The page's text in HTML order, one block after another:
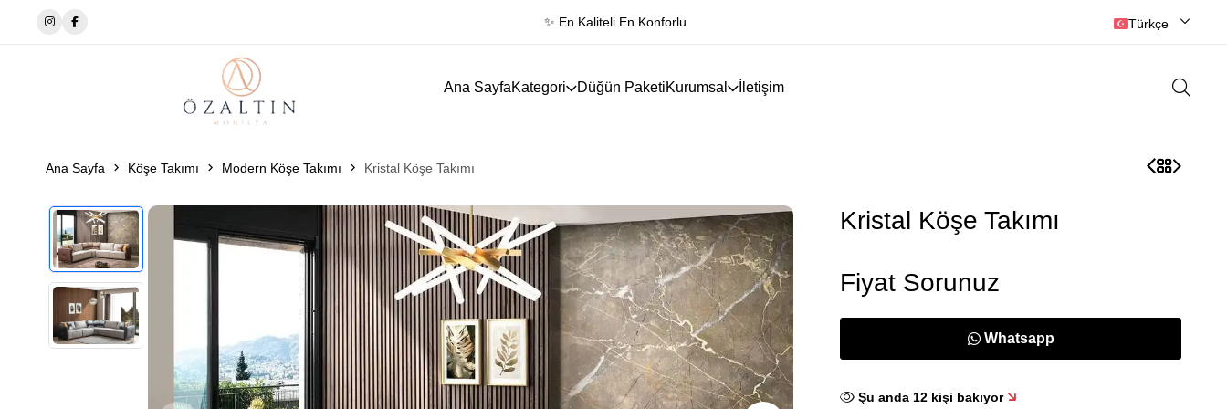
✨ En Kaliteli En Konforlu Türkçe
Ana SayfaKategori Düğün PaketiKurumsal İletişim
Ana Sayfa Köşe Takımı Modern Köşe Takımı Kristal Köşe Takımı
Kristal Köşe Takımı
Fiyat Sorunuz
Whatsapp
Şu anda 12 kişi bakıyor